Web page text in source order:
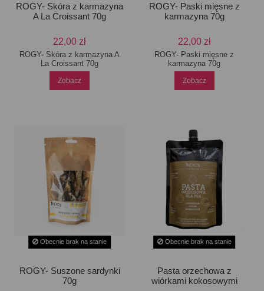
ROGY- Skóra z karmazyna
A La Croissant 70g
22,00 zł
ROGY- Skóra z karmazyna A
La Croissant 70g
Zobacz
ROGY- Paski mięsne z
karmazyna 70g
22,00 zł
ROGY- Paski mięsne z
karmazyna 70g
Zobacz
Obecnie brak na stanie
ROGY- Suszone sardynki
70g
Obecnie brak na stanie
Pasta orzechowa z
wiórkami kokosowymi